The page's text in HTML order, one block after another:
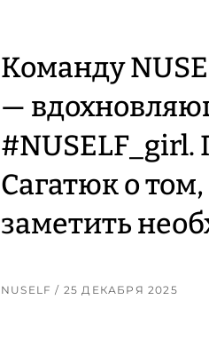
Команду
—
Сагатюк о
заметить
NUSELF/ 25 ДЕКАБРЯ 2025